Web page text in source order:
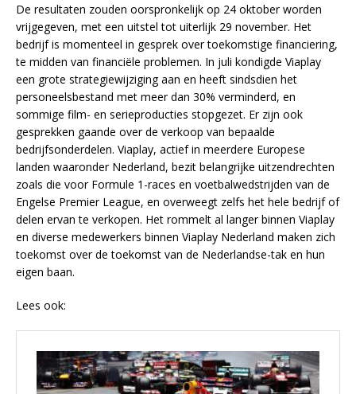
De resultaten zouden oorspronkelijk op 24 oktober worden
vrijgegeven, met een uitstel tot uiterlijk 29 november. Het
bedrijf is momenteel in gesprek over toekomstige financiering,
te midden van financiële problemen. In juli kondigde Viaplay
een grote strategiewijziging aan en heeft sindsdien het
personeelsbestand met meer dan 30% verminderd, en
sommige film- en serieproducties stopgezet. Er zijn ook
gesprekken gaande over de verkoop van bepaalde
bedrijfsonderdelen. Viaplay, actief in meerdere Europese
landen waaronder Nederland, bezit belangrijke uitzendrechten
zoals die voor Formule 1-races en voetbalwedstrijden van de
Engelse Premier League, en overweegt zelfs het hele bedrijf of
delen ervan te verkopen. Het rommelt al langer binnen Viaplay
en diverse medewerkers binnen Viaplay Nederland maken zich
toekomst over de toekomst van de Nederlandse-tak en hun
eigen baan.
Lees ook: